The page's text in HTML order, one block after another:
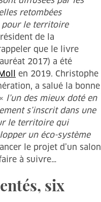
retombées
pour le territoire
de la
que le livre
2017) a été
en 2019. Christophe
a salué la bonne
l’un des mieux doté en
s’inscrit dans une
le territoire qui
un éco-système
le projet d’un salon
à suivre…
six